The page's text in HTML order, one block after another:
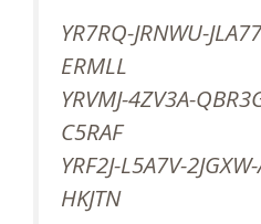
YR7RQ-JRNWU-
ERMLL
YRVMJ-4ZV3A-
C5RAF
YRF2J-L5A7V-
HKJTN